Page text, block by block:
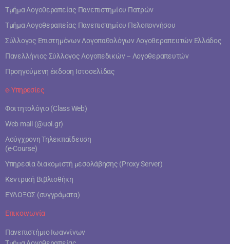
Τμήμα Λογοθεραπείας Πανεπιστημίου Πατρών
Τμήμα Λογοθεραπείας Πανεπιστημίου Πελοποννήσου
Σύλλογος Επιστημόνων Λογοπαθολόγων Λογοθεραπευτών Ελλάδος
Πανελλήνιος Σύλλογος Λογοπεδικών – Λογοθεραπευτών
Προηγούμενη έκδοση Ιστοσελίδας
e- Υπηρεσίες
Φοιτητολόγιο (Class Web)
Web mail (@uoi.gr)
Ασύγχρονη Τηλεκπαίδευση
(e-Course)
Υπηρεσία διακομιστή μεσολάβησης (Proxy Server)
Κεντρική Βιβλιοθήκη
ΕΥΔΟΞΟΣ (συγγράματα)
Επικοινωνία
Πανεπιστήμιο Ιωαννίνων